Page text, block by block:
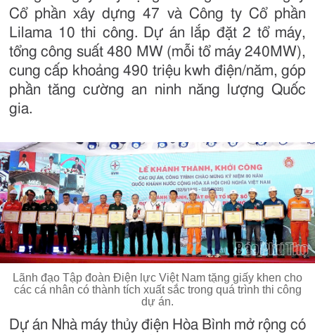
Cổ phần xây dựng 47 và Công ty Cổ phần
Lilama 10 thi công. Dự án lắp đặt 2 tổ máy,
tổng công suất 480 MW (mỗi tổ máy 240MW),
cung cấp khoảng 490 triệu kwh điện/năm, góp
phần tăng cường an ninh năng lượng Quốc
gia.
Lãnh đạo Tập đoàn Điện lực Việt Nam tặng giấy khen cho
các cá nhân có thành tích xuất sắc trong quá trình thi công
dự án.
Dự án Nhà máy thủy điện Hòa Bình mở rộng có